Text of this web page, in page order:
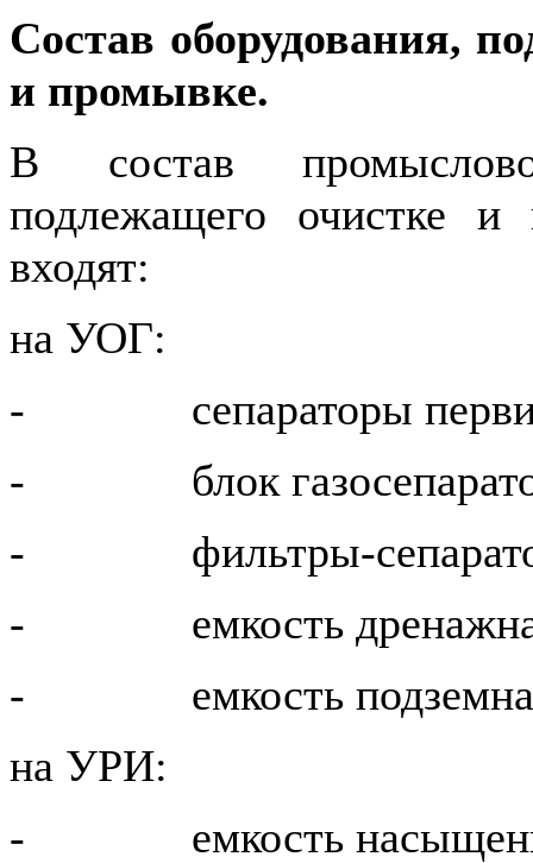
Состав оборудования,
и промывке.
В состав
подлежащего очистке
входят:
на УОГ:
- сепараторы
- блок
- фильтры-
- емкость
- емкость
на УРИ:
- емкость